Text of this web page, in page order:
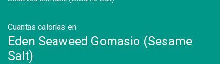
Cuantas calorías en
Eden Seaweed Gomasio (Sesame
Salt)